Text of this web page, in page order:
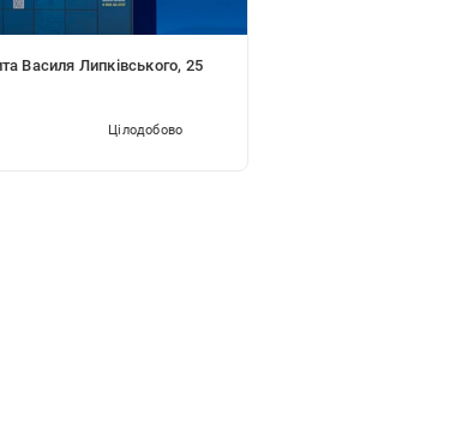
Василя Липківського, 25
Цілодобово